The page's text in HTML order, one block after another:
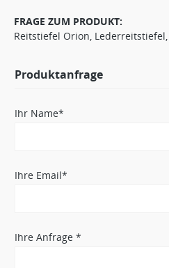
FRAGE ZUM PRODUKT:
Reitstiefel Orion,
Produktanfrage
Ihr Name*
Ihre Email*
Ihre Anfrage *